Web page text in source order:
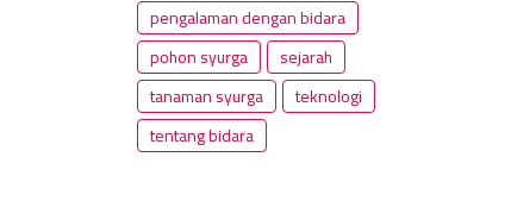
pengalaman dengan bidara
pohon syurga
sejarah
tanaman syurga
teknologi
tentang bidara